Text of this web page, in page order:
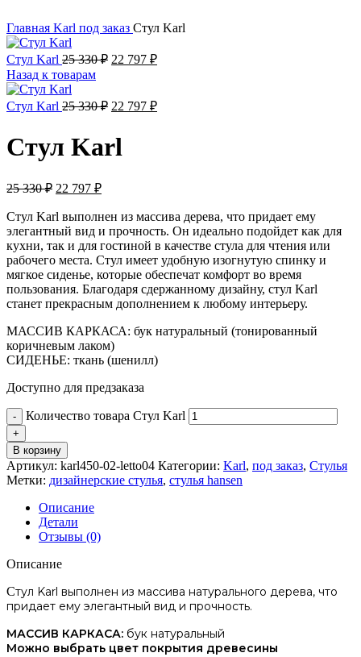
Главная Karl под заказ Стул Karl
Стул Karl 25 330₽ 22 797 ₽
Назад к товарам
Стул Karl 25 330₽ 22 797 ₽
Стул Karl
25 330₽ 22 797 ₽
Стул Karl выполнен из массива дерева, что придает ему
элегантный вид и прочность. Он идеально подойдет как для
кухни, так и для гостиной в качестве стула для чтения или
рабочего места. Стул имеет удобную изогнутую спинку и
мягкое сиденье, которые обеспечат комфорт во время
пользования. Благодаря сдержанному дизайну, стул Karl
станет прекрасным дополнением к любому интерьеру.
МАССИВ КАРКАСА: бук натуральный (тонированный
коричневым лаком)
СИДЕНЬЕ: ткань (шенилл)
Доступно для предзаказа
Количество товара Стул Karl
В корзину
Артикул: karl450-02-letto04 Категории: Karl, под заказ, Стулья
Метки: дизайнерские стулья, стулья hansen
Описание
Детали
Отзывы (0)
Описание
Стул Karl выполнен из массива натурального дерева, что
придает ему элегантный вид и прочность.
МАССИВ КАРКАСА: бук натуральный
Можно выбрать цвет покрытия древесины